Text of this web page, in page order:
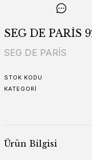
SEG DE PARİS
SEG DE PARİS
STOK KODU
KATEGORI
Ürün Bilgisi